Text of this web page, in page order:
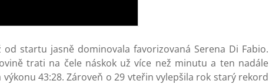
startu jasně dominovala favorizovaná Serena Di Fabio.
trati na čele náskok už více než minutu a ten nadále
43:28. Zároveň o 29 vteřin vylepšila rok starý rekord